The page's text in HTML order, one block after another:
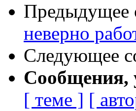
Предыдущее
неверно
Следующее
Сообщения,
[ теме ] [